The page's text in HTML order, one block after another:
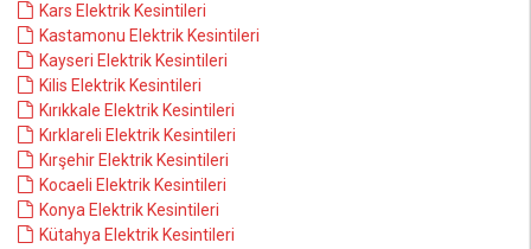
Kars Elektrik Kesintileri
Kastamonu Elektrik Kesintileri
Kayseri Elektrik Kesintileri
Kilis Elektrik Kesintileri
Kırıkkale Elektrik Kesintileri
Kırklareli Elektrik Kesintileri
Kırşehir Elektrik Kesintileri
Kocaeli Elektrik Kesintileri
Konya Elektrik Kesintileri
Kütahya Elektrik Kesintileri